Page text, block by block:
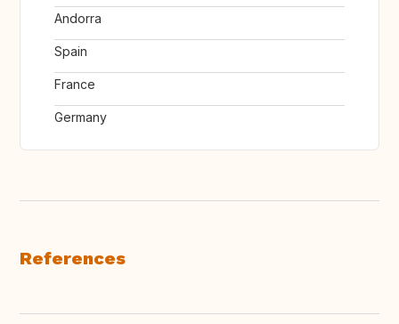
Andorra
Spain
France
Germany
References